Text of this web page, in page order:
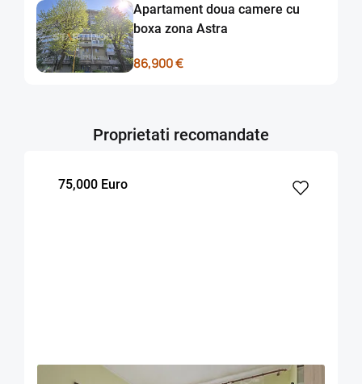
Apartament doua camere cu
boxa zona Astra
86,900 €
Proprietati recomandate
75,000 Euro
OFERTA NOUA EXCLUSIVITATE COMISION 2%